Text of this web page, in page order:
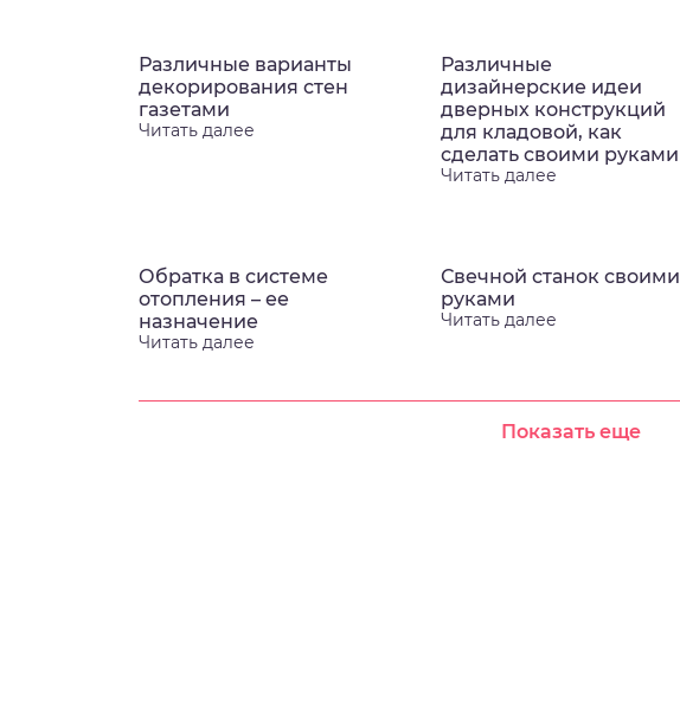
Различные варианты
декорирования стен
газетами
Читать далее
Различные
дизайнерские идеи
дверных конструкций
для кладовой, как
сделать своими руками
Читать далее
Обратка в системе
отопления – ее
назначение
Читать далее
Свечной станок своими
руками
Читать далее
Показать еще